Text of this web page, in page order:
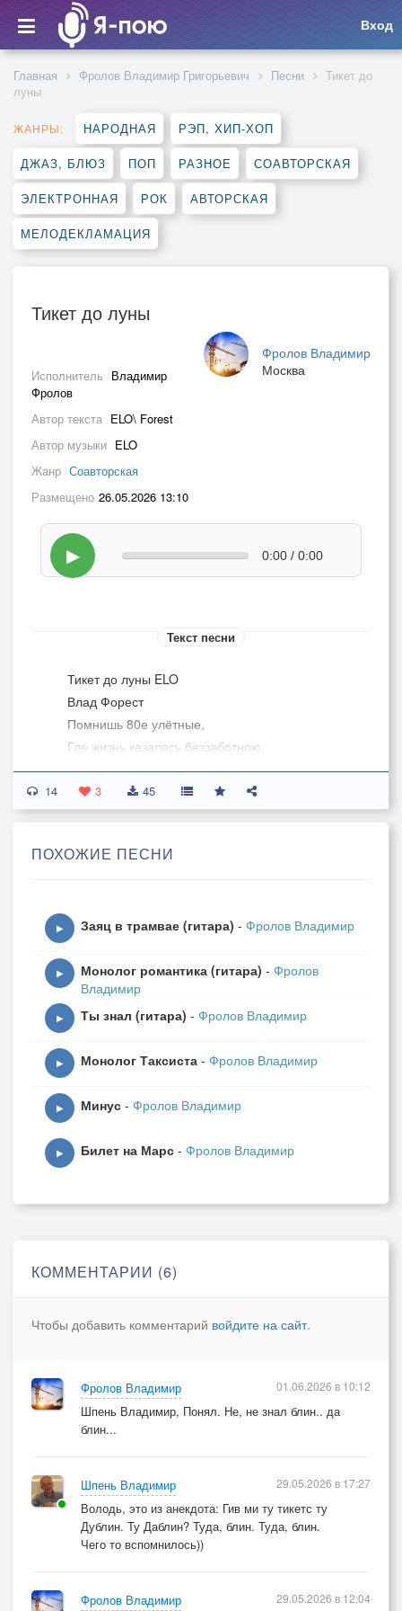
Вход
Главная Фролов Владимир Григорьевич Песни
Тикет до
луны
ЖАНРЫ: НАРОДНАЯ РЭП, ХИП-ХОП
ДЖАЗ, БЛЮЗ ПОП РАЗНОЕ СОАВТОРСКАЯ
ЭЛЕКТРОННАЯ РОК АВТОРСКАЯ
МЕЛОДЕКЛАМАЦИЯ
Тикет до луны
Фролов Владимир
Москва
Исполнитель Владимир
Фролов
Автор текста ELO\ Forest
Автор музыки ELO
Жанр Соавторская
Размещено 26.05.2026 13:10
▶ 0:00 / 0:00
Текст песни
Тикет до луны ELO
Влад Форест
Помнишь 80е улётные,
Где жизнь казалась беззаботною,
Хотелось бы опять туда,
Где наши лучшие года,
Возможно, скоро улечу, прости,
Сиянье твоих глаз,
У меня тикет до луны,
Я скоро отрываюсь от земли,
И мои слёзы превратятся просто в дождь,
Ты не поймёшь того,
Тикет до луны,
Тикет до луны,
Паря высоко,
Познавая мироздание сего,
Где снова вместе мы с тобой опять,
Тикет до луны,
Сегодня я лечу до спутника Земли,
Не изменить,
© Copyright: Влад Форест, 2026
14 3 45
ПОХОЖИЕ ПЕСНИ
▶ Заяц в трамвае (гитара) - Фролов Владимир
▶ Монолог романтика (гитара) - Фролов
Владимир
▶ Ты знал (гитара) - Фролов Владимир
▶ Монолог Таксиста - Фролов Владимир
▶ Минус - Фролов Владимир
▶ Билет на Марс - Фролов Владимир
КОММЕНТАРИИ (6)
Чтобы добавить комментарий войдите на сайт.
Фролов Владимир
Шпень Владимир, Понял. Не, не знал блин.. да
блин...
01.06.2026 в 10:12
Шпень Владимир
Володь, это из анекдота: Гив ми ту тикетс ту
Дублин. Ту Даблин? Туда, блин. Туда, блин.
Чего то вспомнилось))
29.05.2026 в 17:27
Фролов Владимир 29.05.2026 в 12:04